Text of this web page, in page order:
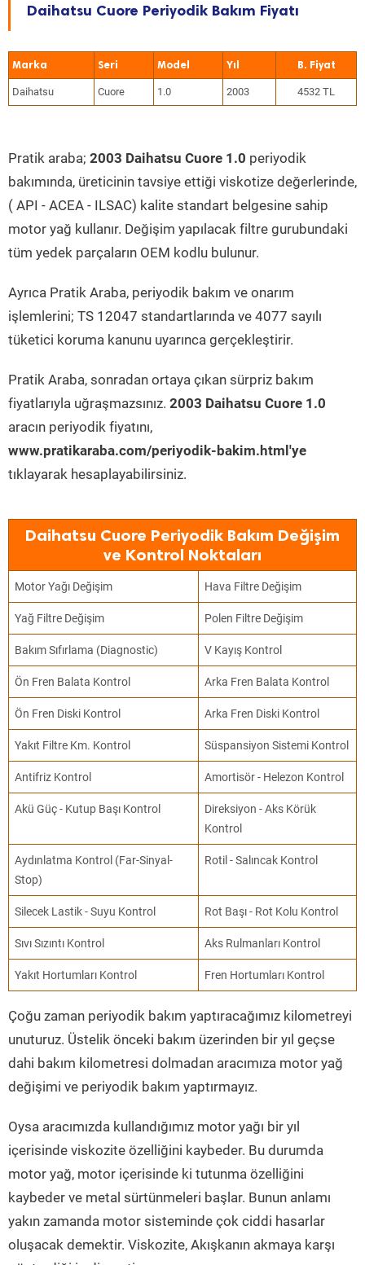
Daihatsu Cuore Periyodik Bakım Fiyatı
Marka Seri Model Yıl
Daihatsu Cuore 1.0 2003 4532 TL
Pratik araba; 2003 Daihatsu Cuore 1.0 periyodik
bakımında, üreticinin tavsiye ettiği viskotize değerlerinde,
( API - ACEA - ILSAC) kalite standart belgesine sahip
motor yağ kullanır. Değişim yapılacak filtre gurubundaki
tüm yedek parçaların OEM kodlu bulunur.
Ayrıca Pratik Araba, periyodik bakım ve onarım
işlemlerini; TS 12047 standartlarında ve 4077 sayılı
tüketici koruma kanunu uyarınca gerçekleştirir.
Pratik Araba, sonradan ortaya çıkan sürpriz bakım
fiyatlarıyla uğraşmazsınız. 2003 Daihatsu Cuore 1.0
aracın periyodik fiyatını,
www.pratikaraba.com/periyodik-bakim.html'ye
tıklayarak hesaplayabilirsiniz.
Daihatsu Cuore Periyodik Bakım Değişim
ve Kontrol Noktaları
Motor Yağı Değişim Hava Filtre Değişim
Yağ Filtre Değişim Polen Filtre Değişim
Bakım Sıfırlama (Diagnostic) V Kayış Kontrol
Ön Fren Balata Kontrol Arka Fren Balata Kontrol
Ön Fren Diski Kontrol Arka Fren Diski Kontrol
Yakıt Filtre Km. Kontrol Süspansiyon Sistemi Kontrol
Antifriz Kontrol Amortisör - Helezon Kontrol
Akü Güç - Kutup Başı Kontrol
Direksiyon - Aks Körük
Kontrol
Aydınlatma Kontrol (Far-Sinyal-
Stop)
Rotil - Salıncak Kontrol
Silecek Lastik - Suyu Kontrol Rot Başı - Rot Kolu Kontrol
Sıvı Sızıntı Kontrol Aks Rulmanları Kontrol
Yakıt Hortumları Kontrol Fren Hortumları Kontrol
Çoğu zaman periyodik bakım yaptıracağımız kilometreyi
unuturuz. Üstelik önceki bakım üzerinden bir yıl geçse
dahi bakım kilometresi dolmadan aracımıza motor yağ
değişimi ve periyodik bakım yaptırmayız.
Oysa aracımızda kullandığımız motor yağı bir yıl
içerisinde viskozite özelliğini kaybeder. Bu durumda
motor yağ, motor içerisinde ki tutunma özelliğini
kaybeder ve metal sürtünmeleri başlar. Bunun anlamı
yakın zamanda motor sisteminde çok ciddi hasarlar
oluşacak demektir. Viskozite, Akışkanın akmaya karşı